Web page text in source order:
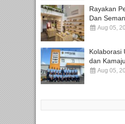
Rayakan
Dan
Aug 05,
Kolaborasi
dan
Aug 05,